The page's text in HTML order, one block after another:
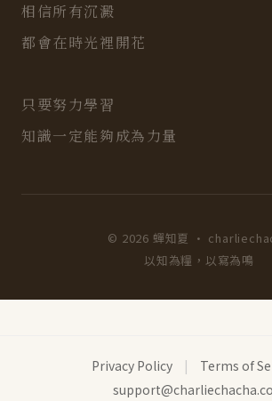
相信所有沉澱
都會在時光裡開花
只要努力學習
知識一定能夠成為力量
© 2026 蟬知夏 ·
以知為糧，以寫為鳴
Privacy Policy | Terms of